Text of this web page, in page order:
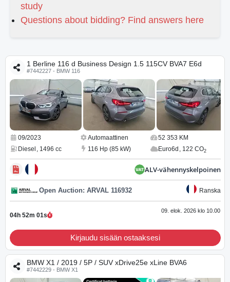
study
Questions about bidding? Find answers here
1 Berline 116 d Business Design 1.5 115CV BVA7 E6d
#7442227 - BMW 116
09/2023 Automaattinen
52 353 KM
Diesel, 1496 cc 116 Hp (85 kW) Euro6d, 122 CO2
ALV-vähennyskelpoinen
Open Auction: ARVAL 116932 Ranska
04h 52m 00s
09. elok. 2026 klo 10.00
Kirjaudu sisään ostaaksesi
BMW X1 / 2019 / 5P / SUV xDrive25e xLine BVA6
#7442229 - BMW X1